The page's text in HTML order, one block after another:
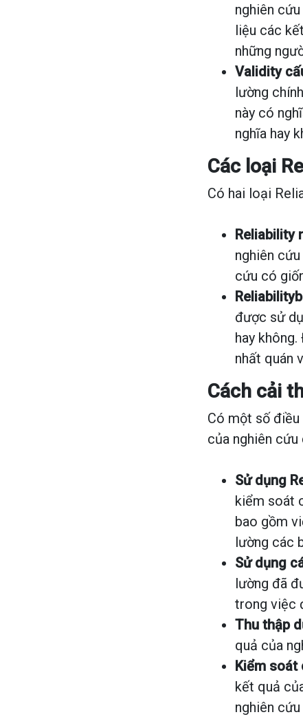
nghiên
liệu các
những
Validity
lường
này có
nghĩa hay
Các loại
Có hai loại
Reliability
nghiên
cứu có
được sử
hay
nhất quán
Cách cải
Có một số
của nghiên cứu
Sử dụng
kiểm soát
bao gồm
lường các
Sử dụng
lường đã
trong việc
Thu thập
quả của
Kiểm soát
kết quả
nghiên